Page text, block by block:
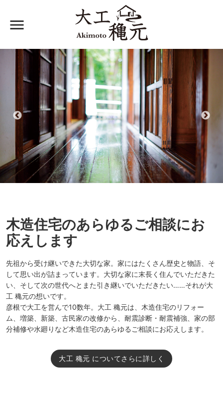
menu
大工 穐元
木造住宅のあらゆるご相談にお
応えします
先祖から受け継いできた大切な家。家にはたくさん歴史と物語、そ
して思い出が詰まっています。大切な家に末長く住んでいただきた
い、そして次の世代へとまた引き継いでいただきたい……それが大
工 穐元の想いです。
彦根で大工を営んで10数年。大工 穐元は、木造住宅のリフォー
ム、増築、新築、古民家の改修から、耐震診断・耐震補強、家の部
分補修や水廻りなど木造住宅のあらゆるご相談にお応えします。
大工 穐元 についてさらに詳しく